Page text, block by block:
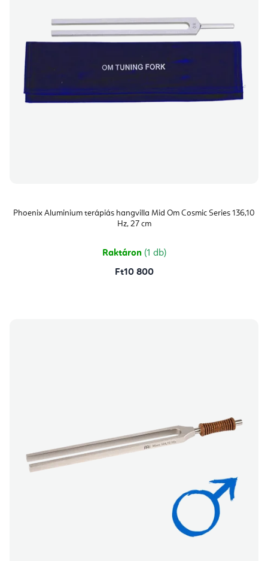
Phoenix Aluminium terápiás hangvilla Mid Om Cosmic Series 136,10
Hz, 27 cm
Raktáron (1 db)
Ft10 800